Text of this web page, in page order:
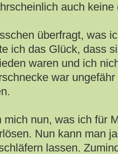
auch keine
überfragt, was
ich das Glück, dass
waren und ich
war
mich nun, was ich für
Nun kann man
lassen.